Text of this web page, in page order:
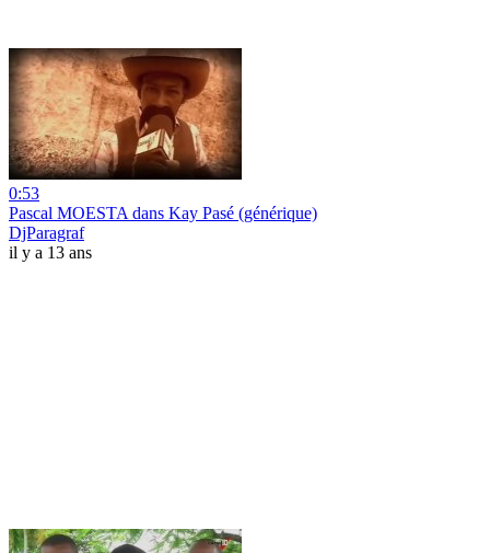
0:53
Pascal MOESTA dans Kay Pasé (générique)
DjParagraf
il y a 13 ans